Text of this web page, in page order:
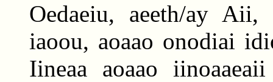
Oedaeiu, aeeth/ay Aii,
iaoou, aoaao onodiai
Iineaa aoaao